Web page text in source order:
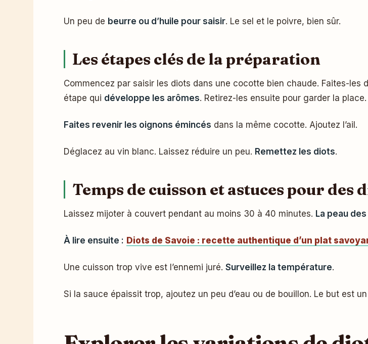
Un peu de beurre ou d’huile pour saisir. Le sel et le poivre, bien sûr.
Les étapes clés de la préparation
Commencez par saisir les diots dans une cocotte bien chaude. Faites-les
étape qui développe les arômes. Retirez-les ensuite pour garder la place.
Faites revenir les oignons émincés dans la même cocotte. Ajoutez l’ail.
Déglacez au vin blanc. Laissez réduire un peu. Remettez les diots.
Temps de cuisson et astuces pour des
Laissez mijoter à couvert pendant au moins 30 à 40 minutes. La peau
À lire ensuite : Diots de Savoie : recette authentique d’un plat
Une cuisson trop vive est l’ennemi juré. Surveillez la température.
Si la sauce épaissit trop, ajoutez un peu d’eau ou de bouillon. Le but est un